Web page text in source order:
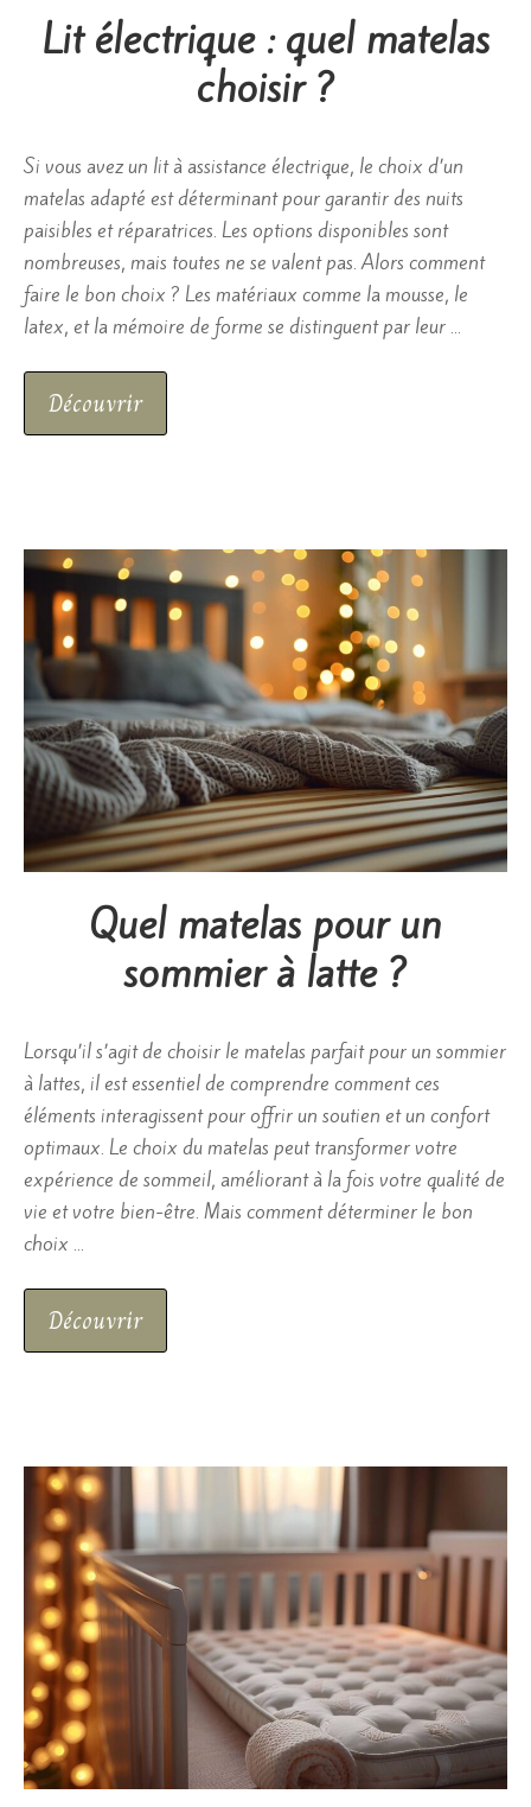
Lit électrique : quel matelas
choisir ?
Si vous avez un lit à assistance électrique, le choix d’un
matelas adapté est déterminant pour garantir des nuits
paisibles et réparatrices. Les options disponibles sont
nombreuses, mais toutes ne se valent pas. Alors comment
faire le bon choix ? Les matériaux comme la mousse, le
latex, et la mémoire de forme se distinguent par leur …
Découvrir
Quel matelas pour un
sommier à latte ?
Lorsqu’il s’agit de choisir le matelas parfait pour un sommier
à lattes, il est essentiel de comprendre comment ces
éléments interagissent pour offrir un soutien et un confort
optimaux. Le choix du matelas peut transformer votre
expérience de sommeil, améliorant à la fois votre qualité de
vie et votre bien-être. Mais comment déterminer le bon
choix …
Découvrir